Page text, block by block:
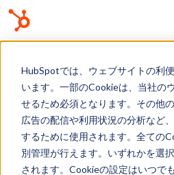
HubSpotでは、ウェブサイトの利
います。一部のCookieは、当社の
せるため必須となります。その他
広告の配信や利用状況の分析など
するために使用されます。全ての
別管理が行えます。いずれかを選
されます。Cookieの設定はいつで
ナレ
AI